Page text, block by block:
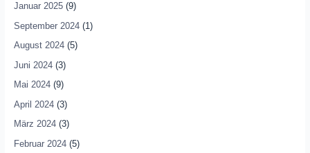
Januar 2025(9)
September 2024(1)
August 2024(5)
Juni 2024(3)
Mai 2024(9)
April 2024(3)
März 2024(3)
Februar 2024(5)